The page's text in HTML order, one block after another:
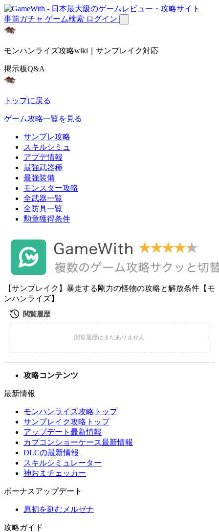
事前ガチャ ゲーム検索 ログイン
モンハンライズ攻略wiki｜サンブレイク対応
掲示板Q&A
トップに戻る
ゲーム攻略一覧を見る
サンブレ攻略
スキルシミュ
アプデ情報
最強武器種
最強装備
モンスター攻略
全武器一覧
全防具一覧
勲章獲得条件
【サンブレイク】暴走する剛力の怪物の攻略と解放条件【モ
ンハンライズ】
攻略コンテンツ
最新情報
モンハンライズ攻略トップ
サンブレイク攻略トップ
アップデート最新情報
カプコンショーケース最新情報
DLCの最新情報
スキルシミュレーター
神おまチェッカー
ボーナスアップデート
原初を刻むメルゼナ
攻略ガイド